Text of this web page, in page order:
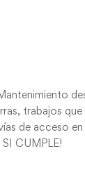
trabajos
de acceso
CUMPLE!